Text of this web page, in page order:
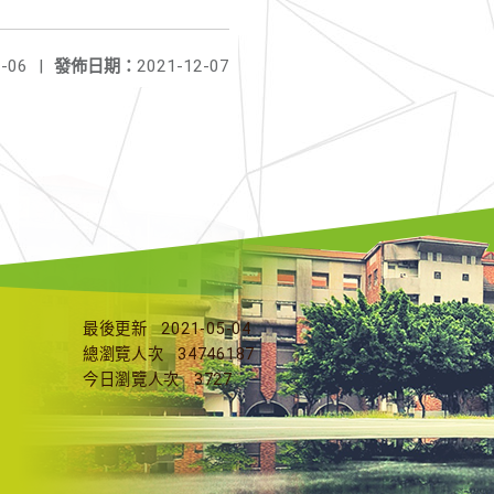
發佈日期： 2021-12-07
06 |
最後更新
2021-05-04
總瀏覽人次
34746187
今日瀏覽人次
3727